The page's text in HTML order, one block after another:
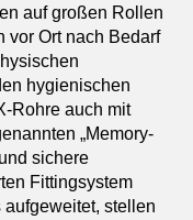
auf großen Rollen
vor Ort nach Bedarf
hygienischen
Rohre auch mit
„Memory-
sichere
Fittingsystem
stellen